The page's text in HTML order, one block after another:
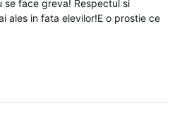
se face greva! Respectul si
ales in fata elevilor!E o prostie ce